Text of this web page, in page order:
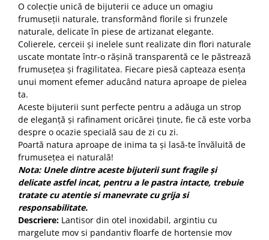
O colecție unică de bijuterii ce aduce un omagiu
frumuseții naturale, transformând florile si frunzele
naturale, delicate în piese de artizanat elegante.
Colierele, cerceii și inelele sunt realizate din flori naturale
uscate montate într-o rășină transparentă ce le păstrează
frumusețea și fragilitatea. Fiecare piesă capteaza esența
unui moment efemer aducând natura aproape de pielea
ta.
Aceste bijuterii sunt perfecte pentru a adăuga un strop
de eleganță și rafinament oricărei ținute, fie că este vorba
despre o ocazie specială sau de zi cu zi.
Poartă natura aproape de inima ta și lasă-te învăluită de
frumusețea ei naturală!
Nota: Unele dintre aceste bijuterii sunt fragile și
delicate astfel incat, pentru a le pastra intacte, trebuie
tratate cu atentie si manevrate cu grija si
responsabilitate.
Descriere: Lantisor din otel inoxidabil, argintiu cu
margelute mov si pandantiv floarfe de hortensie mov